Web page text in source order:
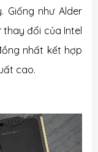
Giống như Alder
thay đổi của Intel
nhất kết hợp
cao.